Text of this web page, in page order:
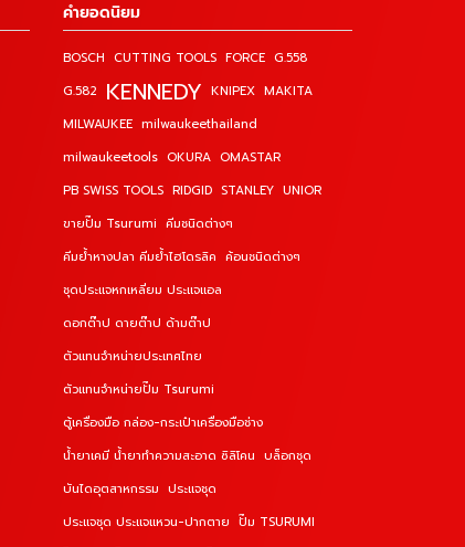
คำยอดนิยม
BOSCH CUTTING TOOLS FORCE G.558
G.582 KENNEDY KNIPEX MAKITA
MILWAUKEE milwaukeethailand
milwaukeetools OKURA OMASTAR
PB SWISS TOOLS RIDGID STANLEY UNIOR
ขายปั๊ม Tsurumi คีมชนิดต่างๆ
คีมย้ำหางปลา คีมย้ำไฮโดรลิค ค้อนชนิดต่างๆ
ชุดประแจหกเหลี่ยม ประแจแอล
ดอกต๊าป ดายต๊าป ด้ามต๊าป
ตัวแทนจำหน่ายประเทศไทย
ตัวแทนจำหน่ายปั๊ม Tsurumi
ตู้เครื่องมือ กล่อง-กระเป๋าเครื่องมือช่าง
น้ำยาเคมี น้ำยาทำความสะอาด ซิลิโคน บล็อกชุด
บันไดอุตสาหกรรม ประแจชุด
ประแจชุด ประแจแหวน-ปากตาย ปั๊ม TSURUMI